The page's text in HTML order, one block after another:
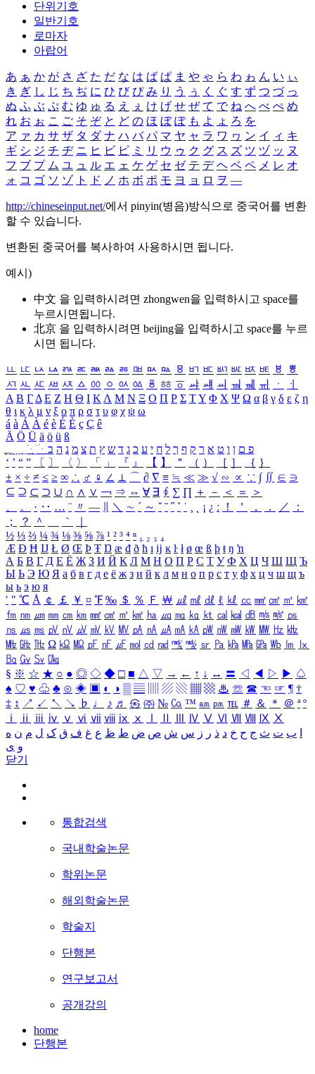
단위기호
일반기호
로마자
아랍어
あ ぁ か が さ ざ た だ な は ば ぱ ま や ゃ ら わ ゎ ん い ぃ
き ぎ し じ ち ぢ に ひ び ぴ み り う ぅ く ぐ す ず つ づ っ
ぬ ふ ぶ ぷ む ゆ ゅ る え ぇ け げ せ ぜ て で ね へ べ ぺ め
れ お ぉ こ ご そ ぞ と ど の ほ ぼ ぽ も よ ょ ろ を
ア ァ カ サ ザ タ ダ ナ ハ バ パ マ ヤ ャ ラ ワ ヮ ン イ ィ キ
ギ シ ジ チ ヂ ニ ヒ ビ ピ ミ リ ウ ゥ ク グ ス ズ ツ ヅ ッ ヌ
フ ブ プ ム ユ ュ ル エ ェ ケ ゲ セ ゼ テ デ ヘ ベ ペ メ レ オ
ォ コ ゴ ソ ゾ ト ド ノ ホ ボ ポ モ ヨ ョ ロ ヲ ―
http://chineseinput.net/에서 pinyin(병음)방식으로 중국어를 변환
할 수 있습니다.
변환된 중국어를 복사하여 사용하시면 됩니다.
예시)
中文 을 입력하시려면 zhongwen을 입력하시고 space를
누르시면됩니다.
北京 을 입력하시려면 beijing을 입력하시고 space를 누르
시면 됩니다.
ㅥ ㅦ ㅧ ㅨ ㅩ ㅪ ㅫ ㅬ ㅭ ㅮ ㅯ ㅰ ㅱ ㅲ ㅳ ㅴ ㅵ ㅶ ㅷ ㅸ
ㅹ
ㅺ ㅻ ㅼ ㅽ ㅾ ㅿ ㆀ ㆁ ㆂ ㆃ ㆄ ㆅ ㆆ ㆇ ㆈ ㆉ ㆊ ㆋ ㆌ ㆍ
ㆎ
Α Β ΓΔ Ε Ζ Η Θ Ι ΚΛ Μ Ν Ξ Ο Π Ρ Σ ΤΥ Φ Χ Ψ Ω α β γ δ ε ζ η
θ ι κ λ μ ν ξ ο π ρ σ τ υ φ χ ψ ω
á à Á À é è É È ç Ç ê
Ä Ö Ü ä ö ü ß
ִֶֹ ֻּ ׁׂ פ ם ן ו ט א ר ק ף ך ל ח י ע כ ג ד ש ץ ת צ מ נ ה ב
‘ ’ “ ” 〔 〕 〈 〉 「 」 『 』 【 】 ＂ （ ） ［ ］ ｛ ｝
± × ÷ ≠ ≤ ≥ ∞ ∴ ♂ ♀ ∠ ⊥ ⌒ ∂ ∇ ≡ ≒ ≪ ≫ √ ∽ ∝ ∵ ∫ ∬ ∈ ∋
⊆ ⊇ ⊂ ⊃ ∪ ∩ ∧ ∨ ￢ ⇒ ⇔ ∀ ∃ ∮ ∑ ∏ ＋ － ＜ ＝
＞
、
。 · ‥ … ¨ 〃 ― ＼ ∼ ´ ～ ˇ ˘ ˝ ˚ ˙ ¸ ¡ ¿ ː ！ ＇ ， ． ／
：
；
？ ＾ ｀
½ ⅓ ⅔ ¼ ¾ ⅛ ⅜ ⅝ ⅞ ¹ ² ³ ⁴ ⁿ ₁ ₂ ₃ ₄
Æ Ð Ħ Ĳ Ł Ø Œ Þ Ŧ Ŋ æ đ ð ħ ı ĳ ĸ ŀ ł ø œ ß þ ŧ ŋ ŉ
А Б В Г Д Е Ё Ж З И Й К Л М Н О П Р С Т У Ф Х Ц Ч Ш Щ Ъ
Ы Ь Э Ю Я а б в г д е ё ж з и й к л м н о п р с т у ф х ц ч ш щ ъ
ы ь э ю я
′ ″ ℃ Å ￠ ￡ ￥ ¤ ℉ ‰ ＄ ％ Ｆ ￦ ㎕ ㎖ ㎗ ℓ ㎘ ㏄ ㎣ ㎤ ㎥ ㎦
㎙ ㎚ ㎛ ㎜ ㎝ ㎞ ㎟ ㎠ ㎡ ㎢ ㏊ ㎍ ㎎ ㎏ ㏏ ㎈ ㎉ ㏈ ㎧ ㎨ ㎰
㎱ ㎲ ㎳ ㎴ ㎵ ㎶ ㎷ ㎸ ㎹ ㎀ ㎁ ㎂ ㎃ ㎄ ㎺ ㎻ ㎽ ㎾ ㎿ ㎐ ㎑
㎒ ㎓ ㎔ Ω ㏀ ㏁ ㎊ ㎋ ㎌ ㏖ ㏅ ㎭ ㎮ ㎯ ㏛ ㎩ ㎪ ㎫ ㎬ ㏝ ㏐
㏓
㏃ ㏉ ㏜ ㏆
§ ※ ☆ ★ ○ ● ◎ ◇ ◆ □ ■ △ ▽ → ← ↑ ↓ ↔ 〓 ◁ ◀ ▷ ▶ ♤
♠ ♡ ♥ ♧ ♣ ⊙ ◈ ▣ ◐ ◑ ▒ ▤ ▨ ▧ ▦ ▩ ♨ ☏ ☎ ☜ ☞ ¶ †
‡ ↕ ↗ ↙ ↖ ↘ ♭ ♩ ♪ ♬ ㉿ ㈜ № ㏇ ™ ㏂ ㏘ ℡ ＃ ＆ ＊ ＠ ª º
ⅰ
ⅱ ⅲ ⅳ ⅴ ⅵ ⅶ ⅷ ⅸ ⅹ Ⅳ Ⅴ Ⅵ Ⅶ Ⅷ Ⅸ Ⅹ
ب ت ث ج ح خ د ذ ر ز س ش ص ض ط ظ ع غ ف ق ک ل م ن ه
و ی
닫기
통합검색
국내학술논문
학위논문
해외학술논문
학술지
단행본
연구보고서
공개강의
home
단행본